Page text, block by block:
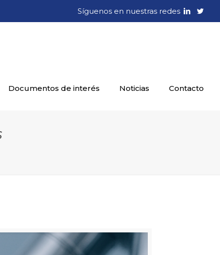
Síguenos en nuestras redes
Documentos de interés Noticias Contacto